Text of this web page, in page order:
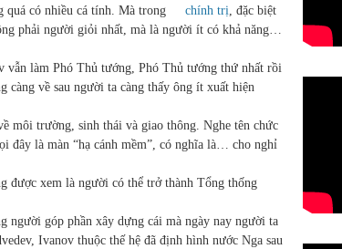
quá có nhiều cá tính. Mà trong
chính trị, đặc biệt
phải người giỏi nhất, mà là người ít có khả năng…
vẫn làm Phó Thủ tướng, Phó Thủ tướng thứ nhất rồi
về sau người ta càng thấy ông ít xuất hiện
môi trường, sinh thái và giao thông. Nghe tên chức
đây là màn “hạ cánh mềm”, có nghĩa là… cho nghỉ
được xem là người có thể trở thành Tổng thống
người góp phần xây dựng cái mà ngày nay người ta
Ivanov thuộc thế hệ đã định hình nước Nga sau